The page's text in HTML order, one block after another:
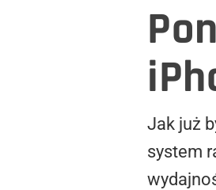
Jak już
system